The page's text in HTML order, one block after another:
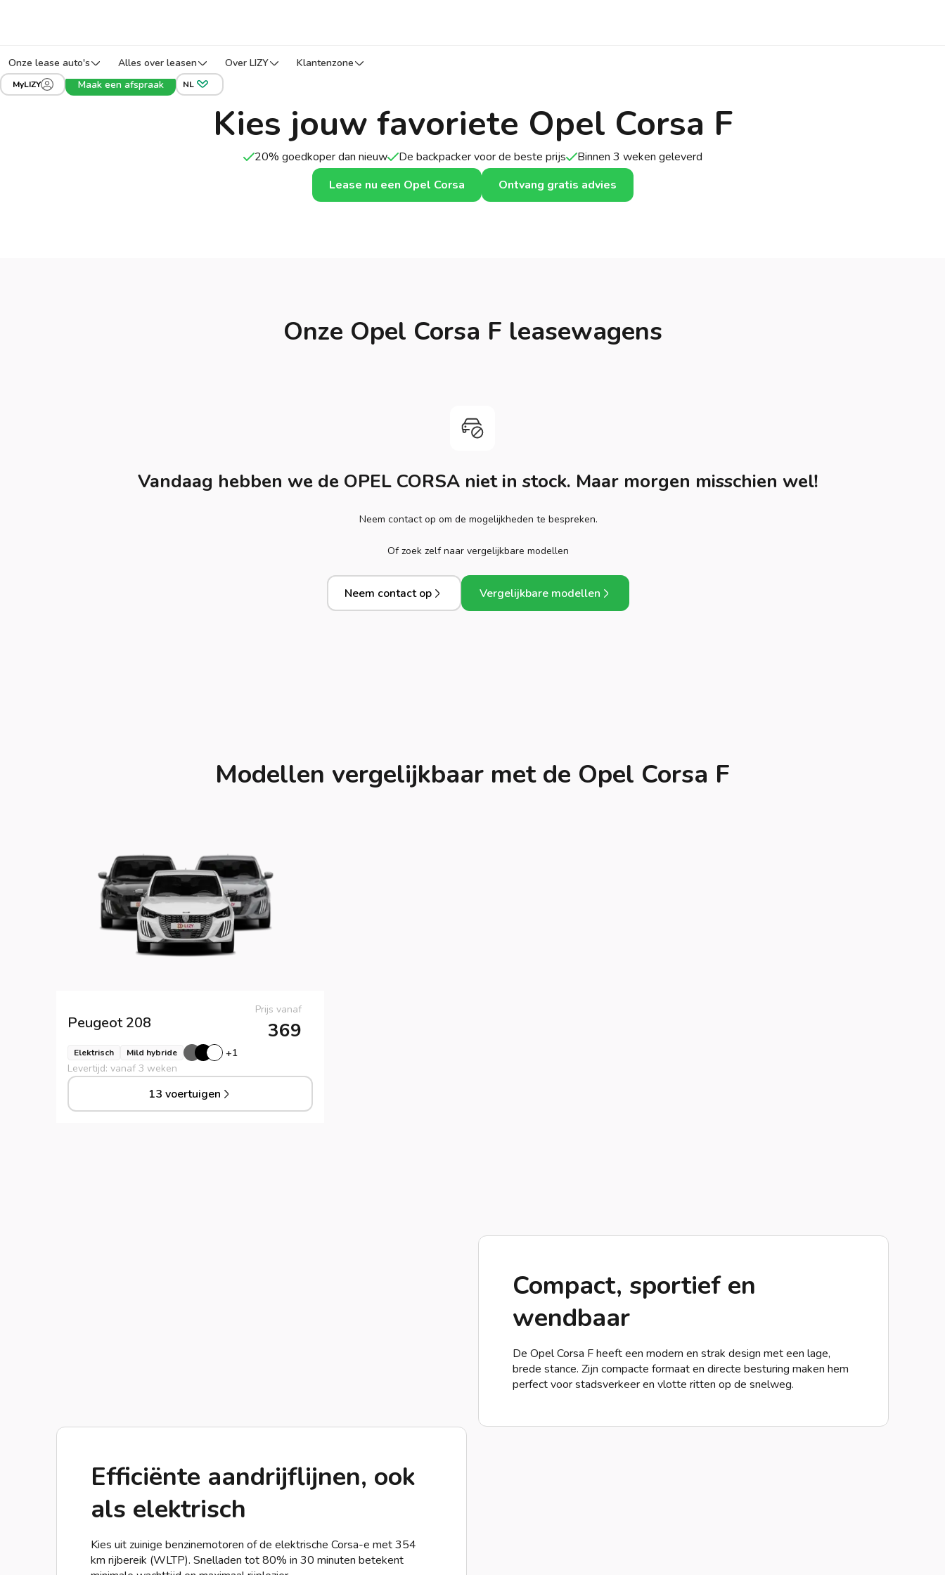
Onze lease auto's Alles over leasen Over LIZY Klantenzone
MyLIZY Maak een afspraak NL
Kies jouw favoriete Opel Corsa F
20% goedkoper dan nieuw De backpacker voor de beste prijs
Binnen 3 weken geleverd
Lease nu een Opel Corsa
Ontvang gratis advies
Onze Opel Corsa F leasewagens
Vandaag hebben we de OPEL CORSA niet in stock. Maar morgen misschien wel!
Neem contact op om de mogelijkheden te bespreken.
Of zoek zelf naar vergelijkbare modellen
Neem contact op Vergelijkbare modellen
Modellen vergelijkbaar met de Opel Corsa F
Peugeot 208
Prijs vanaf
369
Elektrisch Mild hybride +1
Levertijd: vanaf 3 weken
13 voertuigen
Compact, sportief en
wendbaar
De Opel Corsa F heeft een modern en strak design met een lage,
brede stance. Zijn compacte formaat en directe besturing maken hem
perfect voor stadsverkeer en vlotte ritten op de snelweg.
Efficiënte aandrijflijnen, ook
als elektrisch
Kies uit zuinige benzinemotoren of de elektrische Corsa-e met 354
km rijbereik (WLTP). Snelladen tot 80% in 30 minuten betekent